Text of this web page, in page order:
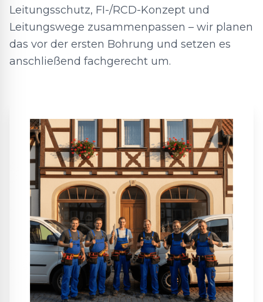
Leitungsschutz, FI-/RCD-Konzept und
Leitungswege zusammenpassen – wir planen
das vor der ersten Bohrung und setzen es
anschließend fachgerecht um.